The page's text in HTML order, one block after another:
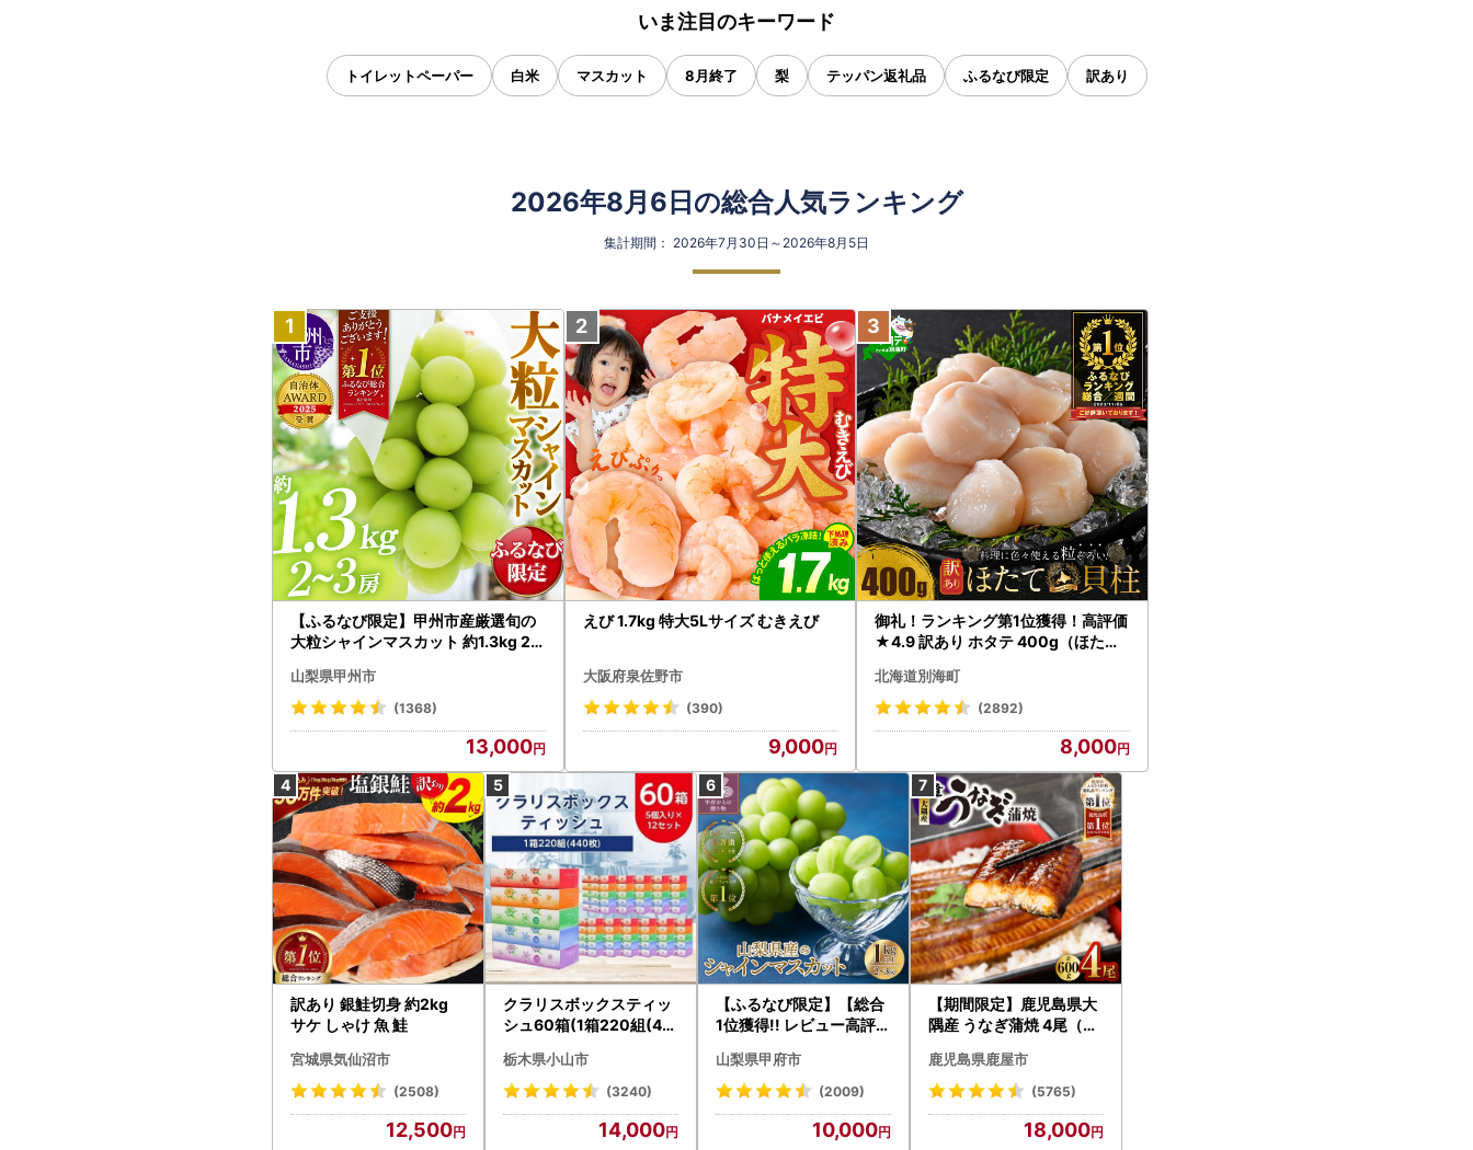
いま注目のキーワード
トイレットペーパー 白米 マスカット 8月終了 梨 テッパン返礼品 ふるなび限定 訳あり
2026年8月6日の総合人気ランキング
集計期間： 2026年7月30日～2026年8月5日
【ふるなび限定】甲州市産厳選旬の
大粒シャインマスカット 約1.3kg 2
472 FN-Limited-VO シャインマス
カット フルーツ
山梨県甲州市
(1368)
13,000
えび 1.7kg 特大5Lサイズ むきえび
大阪府泉佐野市
(390)
9,000
御礼！ランキング第1位獲得！高評価
★4.9 訳あり ホタテ 400g（ほたて
北海道別海町
(2892)
8,000
訳あり 銀鮭切身 約2kg
サケ しゃけ 魚 鮭
宮城県気仙沼市
(2508)
12,500
クラリスボックスティッ
シュ60箱(1箱220組(44
ト)【配送不可地域：離島
・沖縄県】【1256759】
栃木県小山市
(3240)
14,000
【ふるなび限定】【総合
1位獲得!! レビュー高評価
〉山梨県産 シャインマス
カット 2～3房（1.0kg以
N-Limited-SP
山梨県甲府市
(2009)
10,000
【期間限定】鹿児島県大
隅産 うなぎ蒲焼 4尾（60
cp18 うなぎ 鰻 魚 惣菜 総
菜
鹿児島県鹿屋市
(5765)
18,000